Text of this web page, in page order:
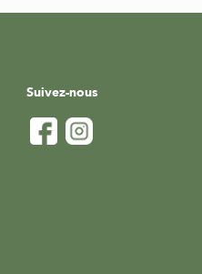
Suivez-nous